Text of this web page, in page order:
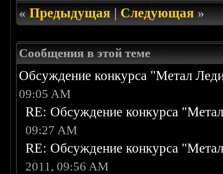
«Предыдущая|Следующая»
Сообщения в этой теме
Обсуждение конкурса "Метал
09:05 AM
RE: Обсуждение конкурса
09:27 AM
RE: Обсуждение конкурса
2011, 09:56 AM